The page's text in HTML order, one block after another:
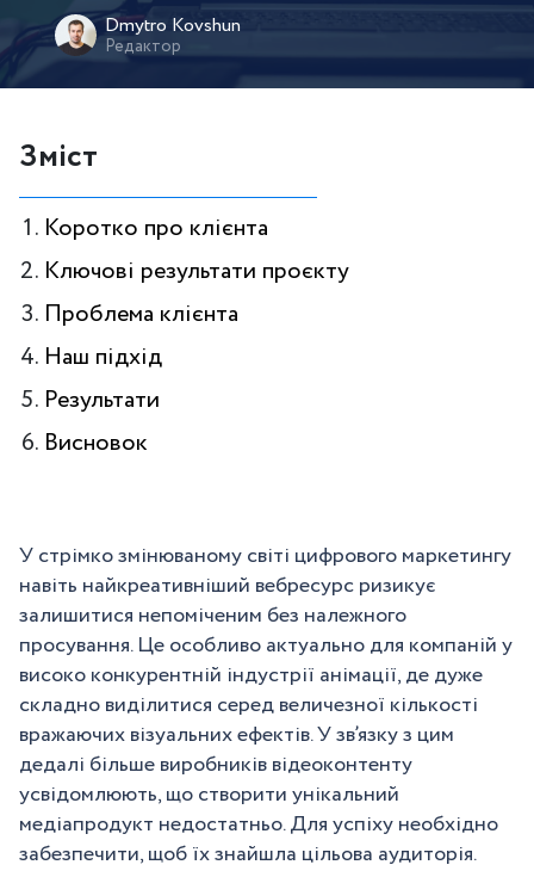
Dmytro Kovshun
Редактор
Зміст
Коротко про клієнта
Ключові результати проєкту
Проблема клієнта
Наш підхід
Результати
Висновок
У стрімко змінюваному світі цифрового маркетингу
навіть найкреативніший вебресурс ризикує
залишитися непоміченим без належного
просування. Це особливо актуально для компаній у
високо конкурентній індустрії анімації, де дуже
складно виділитися серед величезної кількості
вражаючих візуальних ефектів. У зв’язку з цим
дедалі більше виробників відеоконтенту
усвідомлюють, що створити унікальний
медіапродукт недостатньо. Для успіху необхідно
забезпечити, щоб їх знайшла цільова аудиторія.